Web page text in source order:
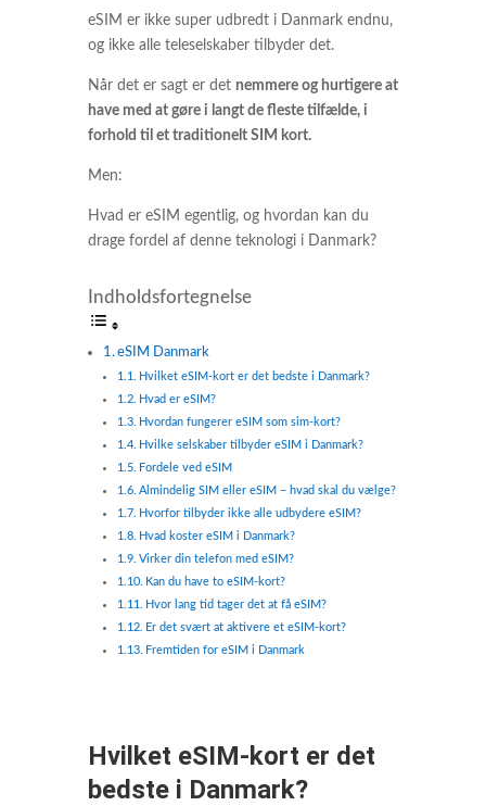
eSIM er ikke super udbredt i Danmark endnu,
og ikke alle teleselskaber tilbyder det.
Når det er sagt er det nemmere og hurtigere at
have med at gøre i langt de fleste tilfælde, i
forhold til et traditionelt SIM kort.
Men:
Hvad er eSIM egentlig, og hvordan kan du
drage fordel af denne teknologi i Danmark?
Indholdsfortegnelse
eSIM Danmark
Hvilket eSIM-kort er det bedste i Danmark?
Hvad er eSIM?
Hvordan fungerer eSIM som sim-kort?
Hvilke selskaber tilbyder eSIM i Danmark?
Fordele ved eSIM
Almindelig SIM eller eSIM – hvad skal du vælge?
Hvorfor tilbyder ikke alle udbydere eSIM?
Hvad koster eSIM i Danmark?
Virker din telefon med eSIM?
Kan du have to eSIM-kort?
Hvor lang tid tager det at få eSIM?
Er det svært at aktivere et eSIM-kort?
Fremtiden for eSIM i Danmark
Hvilket eSIM-kort er det
bedste i Danmark?